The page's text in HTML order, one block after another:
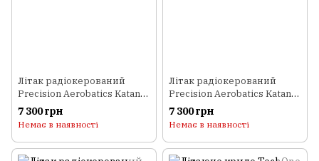
Літак радіокерований
Precision Aerobatics Katana
Mini 1020мм KIT (синій)
7 300 грн
Немає в наявності
Літак радіокерований
Precision Aerobatics Katana
Mini 1020мм KIT
(фіолетовий)
7 300 грн
Немає в наявності